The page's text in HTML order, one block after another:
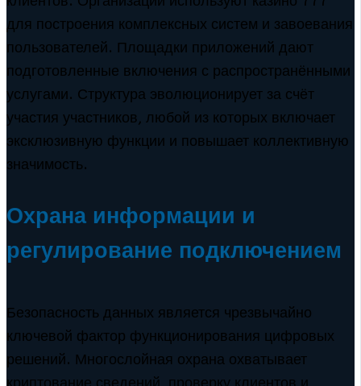
для построения комплексных систем и завоевания
пользователей. Площадки приложений дают
подготовленные включения с распространёнными
услугами. Структура эволюционирует за счёт
участия участников, любой из которых включает
эксклюзивную функции и повышает коллективную
значимость.
Охрана информации и
регулирование подключением
Безопасность данных является чрезвычайно
ключевой фактор функционирования цифровых
решений. Многослойная охрана охватывает